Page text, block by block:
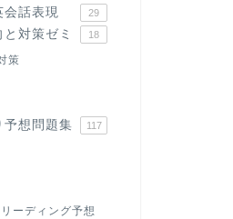
会話表現 29
対策ゼミ 18
策
予想問題集 117
ーディング予想